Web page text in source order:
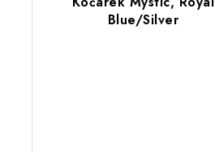
Blue/Silver